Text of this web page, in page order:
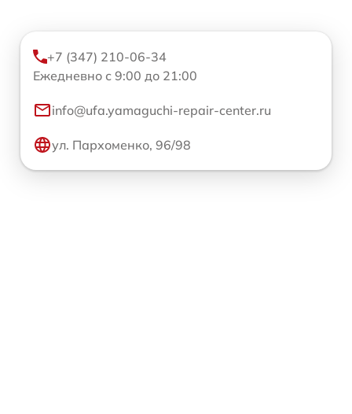
+7 (347) 210-06-34
Ежедневно с 9:00 до 21:00
info@ufa.yamaguchi-repair-center.ru
ул. Пархоменко, 96/98